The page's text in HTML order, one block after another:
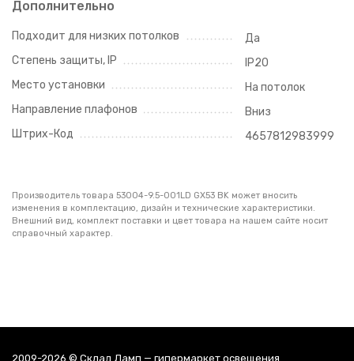
Дополнительно
Подходит для низких потолков
Да
Степень защиты, IP
IP20
Место установки
На потолок
Направление плафонов
Вниз
Штрих-Код
4657812983999
Производитель товара 53004-9.5-001LD GX53 BK может вносить
изменения в комплектацию, дизайн и технические характеристики.
Внешний вид, комплект поставки и цвет товара на нашем сайте носит
справочный характер.
2009-2026 © Склад Ламп — гипермаркет освещения